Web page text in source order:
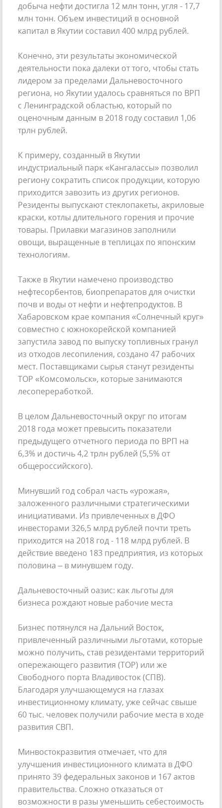
добыча нефти достигла 12 млн тонн, угля - 17,7
млн тонн. Объем инвестиций в основной
капитал в Якутии составил 400 млрд рублей.
Конечно, эти результаты экономической
деятельности пока далеки от того, чтобы стать
лидером за пределами Дальневосточного
региона, но Якутии удалось сравняться по ВРП
с Ленинградской областью, который по
оценочным данным в 2018 году составил 1,06
трлн рублей.
К примеру, созданный в Якутии
индустриальный парк «Кангалассы» позволил
региону сократить список продукции, которую
приходится завозить из других регионов.
Резиденты выпускают стеклопакеты, акриловые
краски, котлы длительного горения и прочие
товары. Прилавки магазинов заполнили
овощи, выращенные в теплицах по японским
технологиям.
Также в Якутии намечено производство
нефтесорбентов, биопрепаратов для очистки
почв и воды от нефти и нефтепродуктов. В
Хабаровском крае компания «Солнечный круг»
совместно с южнокорейской компанией
запустила завод по выпуску топливных гранул
из отходов лесопиления, создано 47 рабочих
мест. Поставщиками сырья станут резиденты
ТОР «Комсомольск», которые занимаются
лесопереработкой.
В целом Дальневосточный округ по итогам
2018 года может превысить показатели
предыдущего отчетного периода по ВРП на
6,3% и достичь 4,2 трлн рублей (5,5% от
общероссийского).
Минувший год собрал часть «урожая»,
заложенного различными стратегическими
инициативами. Из привлеченных в ДФО
инвесторами 326,5 млрд рублей почти треть
приходится на 2018 год - 118 млрд рублей. В
действие введено 183 предприятия, из которых
половина – в минувшем году.
Дальневосточный оазис: как льготы для
бизнеса рождают новые рабочие места
Бизнес потянулся на Дальний Восток,
привлеченный различными льготами, которые
можно получить, став резидентами территорий
опережающего развития (ТОР) или же
Свободного порта Владивосток (СПВ).
Благодаря улучшающемуся на глазах
инвестиционному климату, уже сейчас свыше
60 тыс. человек получили рабочие места в ходе
развития СВП.
Минвостокразвития отмечает, что для
улучшения инвестиционного климата в ДФО
принято 39 федеральных законов и 167 актов
правительства. Сложно отказаться от
возможности в разы уменьшить себестоимость